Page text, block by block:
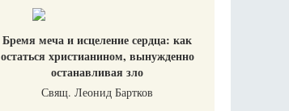
Бремя меча и исцеление сердца: как
остаться христианином, вынужденно
останавливая зло
Свящ. Леонид Бартков